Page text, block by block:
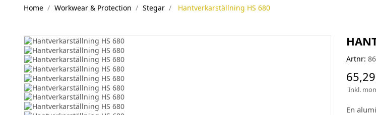
Home Workwear & Protection Stegar Hantverkarställning HS 680
Artnr:
Inkl.
En